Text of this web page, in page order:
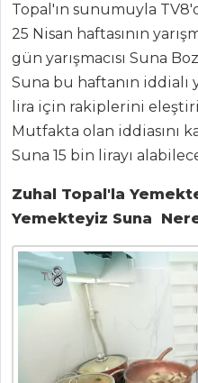
ANASAYFA
BLOG
Medya
Aktüel
Chefs
Haber
Topal'ın sunumuyla
25 Nisan haftasının
gün yarışmacısı Suna
Suna bu haftanın iddialı
lira için rakiplerini
Mutfakta olan iddiasını
Suna 15 bin lirayı
Zuhal Topal'la
Yemekteyiz Suna